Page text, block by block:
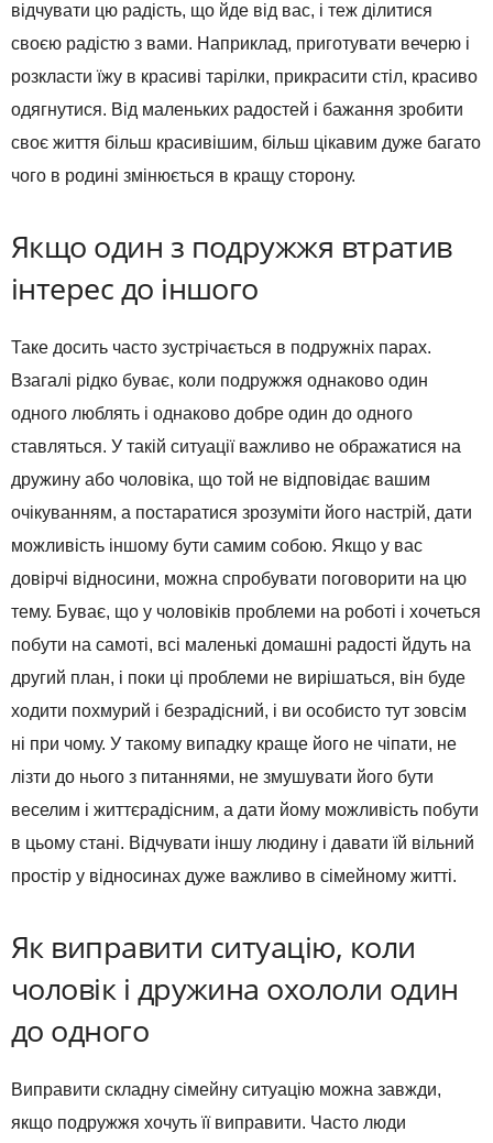
відчувати цю радість, що йде від вас, і теж ділитися
своєю радістю з вами. Наприклад, приготувати вечерю і
розкласти їжу в красиві тарілки, прикрасити стіл, красиво
одягнутися. Від маленьких радостей і бажання зробити
своє життя більш красивішим, більш цікавим дуже багато
чого в родині змінюється в кращу сторону.
Якщо один з подружжя втратив
інтерес до іншого
Таке досить часто зустрічається в подружніх парах.
Взагалі рідко буває, коли подружжя однаково один
одного люблять і однаково добре один до одного
ставляться. У такій ситуації важливо не ображатися на
дружину або чоловіка, що той не відповідає вашим
очікуванням, а постаратися зрозуміти його настрій, дати
можливість іншому бути самим собою. Якщо у вас
довірчі відносини, можна спробувати поговорити на цю
тему. Буває, що у чоловіків проблеми на роботі і хочеться
побути на самоті, всі маленькі домашні радості йдуть на
другий план, і поки ці проблеми не вирішаться, він буде
ходити похмурий і безрадісний, і ви особисто тут зовсім
ні при чому. У такому випадку краще його не чіпати, не
лізти до нього з питаннями, не змушувати його бути
веселим і життєрадісним, а дати йому можливість побути
в цьому стані. Відчувати іншу людину і давати їй вільний
простір у відносинах дуже важливо в сімейному житті.
Як виправити ситуацію, коли
чоловік і дружина охололи один
до одного
Виправити складну сімейну ситуацію можна завжди,
якщо подружжя хочуть її виправити. Часто люди